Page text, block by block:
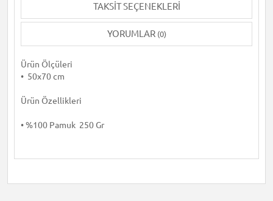
TAKSIT SEÇENEKLERI
YORUMLAR (0)
Ürün Ölçüleri
• 50x70 cm
Ürün Özellikleri
• %100 Pamuk 250 Gr